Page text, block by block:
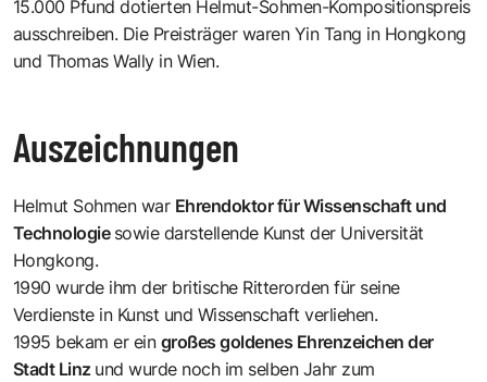
15.000 Pfund dotierten Helmut-Sohmen-Kompositionspreis
ausschreiben. Die Preisträger waren Yin Tang in Hongkong
und Thomas Wally in Wien.
Auszeichnungen
Helmut Sohmen war Ehrendoktor für Wissenschaft und
Technologie sowie darstellende Kunst der Universität
Hongkong.
1990 wurde ihm der britische Ritterorden für seine
Verdienste in Kunst und Wissenschaft verliehen.
1995 bekam er ein großes goldenes Ehrenzeichen der
Stadt Linz und wurde noch im selben Jahr zum